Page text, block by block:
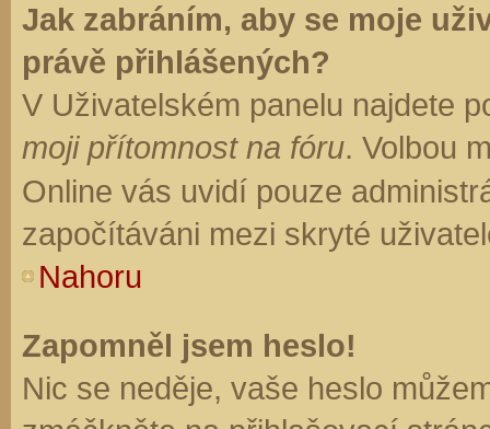
Jak zabráním, aby se moje
právě přihlášených?
V Uživatelském panelu najdete
moji přítomnost na fóru. Volbou
Online vás uvidí pouze
započítáváni mezi skryté
Nahoru
Zapomněl jsem heslo!
Nic se neděje, vaše heslo